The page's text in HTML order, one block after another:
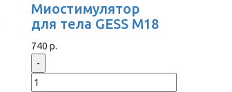
Миостимулятор
для тела GESS M18
740 р.
-